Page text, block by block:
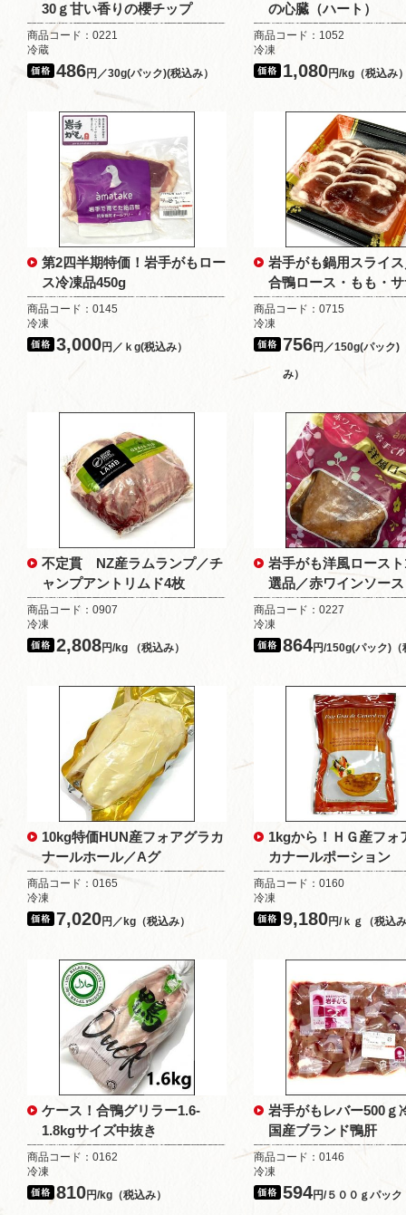
30ｇ甘い香りの櫻チップ
商品コード：0221
冷蔵
486円／30g(パック)(税込み）
の心臓（ハート）
商品コード：1052
冷凍
1,080円/kg（税込み
第2四半期特価！岩手がもロー
ス冷凍品450g
商品コード：0145
冷凍
3,000円／ｋg(税込み）
岩手がも鍋用スライ
合鴨ロース・もも・
商品コード：0715
冷凍
756円／150g(パック)
み）
不定貫 NZ産ラムランプ／チ
ャンプアントリムド4枚
商品コード：0907
冷凍
2,808円/kg （税込み）
岩手がも洋風ロース
選品／赤ワインソース
商品コード：0227
冷凍
864円/150g(パック)（
10kg特価HUN産フォアグラカ
ナールホール／Aグ
商品コード：0165
冷凍
7,020円／kg（税込み）
1kgから！ＨＧ産フォ
カナールポーション
商品コード：0160
冷凍
9,180円/ｋｇ（税込
ケース！合鴨グリラー1.6-
1.8kgサイズ中抜き
商品コード：0162
冷凍
810円/kg（税込み）
岩手がもレバー500
国産ブランド鴨肝
商品コード：0146
冷凍
594円/５００ｇパック